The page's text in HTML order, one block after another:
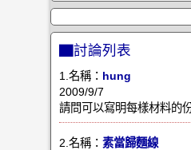
▇討論列表
1.名稱： hung
2009/9/7
請問可以寫明每樣材料的
2.名稱： 素當歸麵線